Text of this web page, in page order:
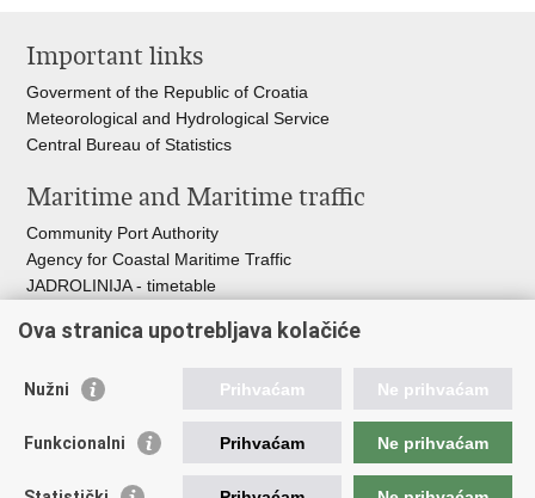
page
FacebookTwitteru
Important links
Goverment of the Republic of Croatia
Meteorological and Hydrological Service
Central Bureau of Statistics
Maritime and Maritime traffic
Community Port Authority
Agency for Coastal Maritime Traffic
JADROLINIJA - timetable
Croatian Motorways
Bus station Zagreb
Ova stranica upotrebljava kolačiće
Nužni Prihvaćam Ne prihvaćam
Funkcionalni Prihvaćam Ne prihvaćam